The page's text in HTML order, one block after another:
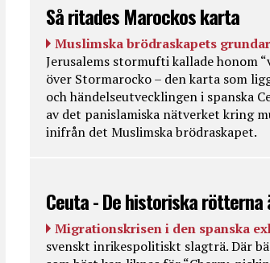
Så ritades Marockos karta
Muslimska brödraskapets
Jerusalems stormufti kallade honom
över Stormarocko – den karta som
och händelseutvecklingen i spanska
av det panislamiska nätverket kring
inifrån det Muslimska brödraskapet.
Ceuta - De historiska rötterna
Migrationskrisen i den spanska
svenskt inrikespolitiskt slagträ. Där